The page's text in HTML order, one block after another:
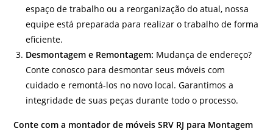
espaço de trabalho ou a reorganização do atual, nossa
equipe está preparada para realizar o trabalho de forma
eficiente.
Desmontagem e Remontagem: Mudança de endereço?
Conte conosco para desmontar seus móveis com
cuidado e remontá-los no novo local. Garantimos a
integridade de suas peças durante todo o processo.
Conte com a montador de móveis SRV RJ para Montagem